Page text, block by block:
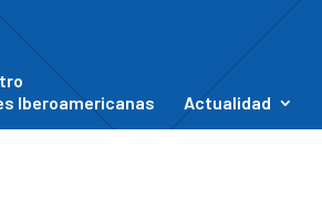
Iberoamericanas
Actualidad